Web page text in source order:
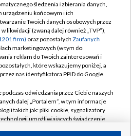
TVP
TVP
prywatności
Moje zgody
Pomoc
Kontakt
Kanały
śledzenia i zbierania danych,
urządzeniu końcowym i ich
Twoich danych osobowych przez
likwidacji (zwaną dalej również „TVP”),
firm) oraz pozostałych Zaufanych
marketingowych (w tym do
reklam do Twoich zainteresowań i
które wskazujemy poniżej, a
nas identyfikatora PPID do Google.
odwiedzania przez Ciebie naszych
dalej „Portalem”, w tym informacje
takich jak: pliki cookie, sygnalizatory
umożliwiających świadczenie